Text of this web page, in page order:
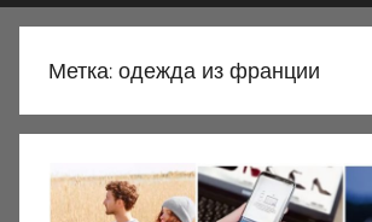
Метка: одежда из франции